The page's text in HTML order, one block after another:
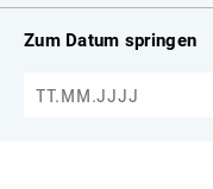
Zum Datum springen